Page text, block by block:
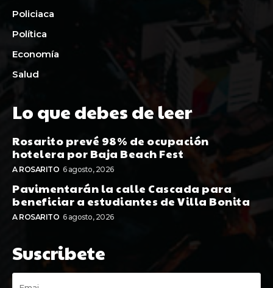
Policiaca
Política
Economía
Salud
Lo que debes de leer
Rosarito prevé 98% de ocupación
hotelera por Baja Beach Fest
A ROSARITO 6 agosto, 2026
Pavimentarán la calle Cascada para
beneficiar a estudiantes de Villa Bonita
A ROSARITO 6 agosto, 2026
Suscribete